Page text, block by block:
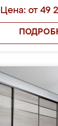
Цена: от 49